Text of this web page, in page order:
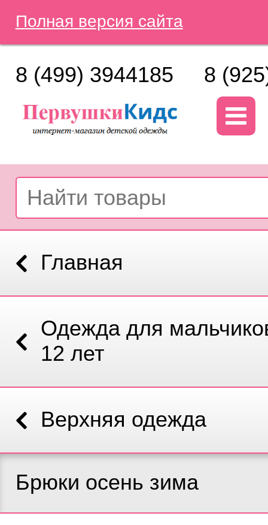
Полная версия сайта
8 (499) 3944185 8
Главная
Одежда для
12 лет
Верхняя одежда
Брюки осень зима